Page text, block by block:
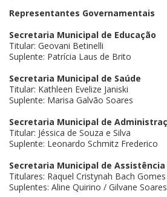
Representantes Governamentais
Secretaria Municipal de Educação
Titular: Geovani Betinelli
Suplente: Patrícia Laus de Brito
Secretaria Municipal de Saúde
Titular: Kathleen Evelize Janiski
Suplente: Marisa Galvão Soares
Secretaria Municipal de
Titular: Jéssica de Souza e Silva
Suplente: Leonardo Schmitz Frederico
Secretaria Municipal de Assistência
Titulares: Raquel Cristynah Bach
Suplentes: Aline Quirino / Gilvane Soares